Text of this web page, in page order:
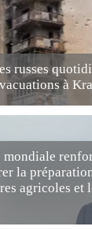
russes
à
mondiale
la
agricoles et